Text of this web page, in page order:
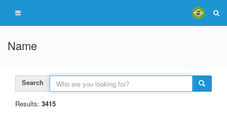
Name
Search
Results: 3415